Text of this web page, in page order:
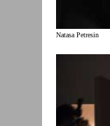
Natasa Petresin